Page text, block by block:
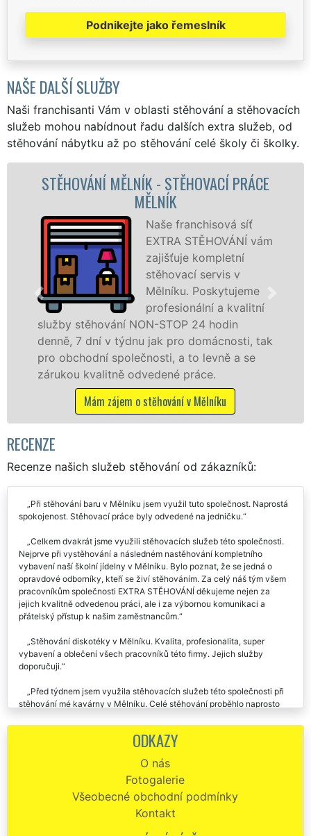
Podnikejte jako řemeslník
NAŠE DALŠÍ SLUŽBY
Naši franchisanti Vám v oblasti stěhování a stěhovacích
služeb mohou nabídnout řadu dalších extra služeb, od
stěhování nábytku až po stěhování celé školy či školky.
PRÁCE
vám
kvalitní
tak
a se
STĚHOVACÍ SLUŽBA MĚLNÍK -
stěhovací
speciální
technikou.
služby zajišťujeme domácnostem i
celém okresu Mělník se zárukou
franchisové sítě EXTRA STĚHOVÁNÍ.
Nabízíme stěhovací služby NON-
včetně víkendů a svátků bez
Mám zájem o stěhovací služby v
RECENZE
Recenze našich služeb stěhování od zákazníků:
Při stěhování baru v Mělníku jsem využil tuto společnost. Naprostá
Celkem dvakrát jsme využili stěhovacích služeb této společnosti.
Nejprve při vystěhování a následném nastěhování kompletního
vybavení naší školní jídelny v Mělníku. Bylo poznat, že se jedná o
opravdové odborníky, kteří se živí stěhováním. Za celý náš tým všem
pracovníkům společnosti EXTRA STĚHOVÁNÍ děkujeme nejen za
jejich kvalitně odvedenou práci, ale i za výbornou komunikaci a
Stěhování diskotéky v Mělníku. Kvalita, profesionalita, super
vybavení a oblečení všech pracovníků této firmy. Jejich služby
Před týdnem jsem využila stěhovacích služeb této společnosti při
Stěhování restaurace v Mělníku. Vynikající komunikace, férová
cena stěhování, velmi kvalitně odvedená práce. Rozhodně
Tato společnost nám zajišťovala stěhování restaurace v Mělníku.
Pracovníci přijeli na vteřinu přesně a svoji práci odvedli naprosto
dokonalé. Doporučujeme jejich profesionální stěhovací služby.
ODKAZY
O nás
Fotogalerie
Všeobecné obchodní podmínky
Kontakt